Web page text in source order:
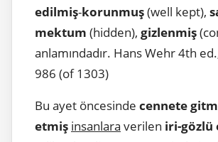
edilmiş-korunmuş(well kept),
mektum (hidden), gizlenmiş
anlamındadır. Hans Wehr 4th
986 (of 1303)
Bu ayet öncesinde cennete
etmiş insanlara verilen iri-gözlü